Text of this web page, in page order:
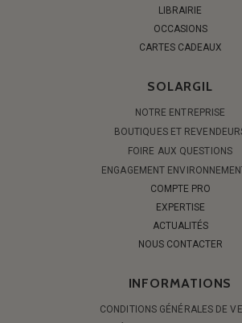
LIBRAIRIE
OCCASIONS
CARTES CADEAUX
SOLARGIL
NOTRE ENTREPRISE
BOUTIQUES ET
FOIRE AUX QUESTIONS
ENGAGEMENT
COMPTE PRO
EXPERTISE
ACTUALITÉS
NOUS CONTACTER
INFORMATIONS
CONDITIONS GÉNÉRALES DE